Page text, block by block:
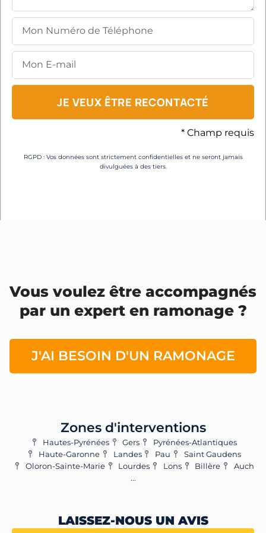
JE VEUX ÊTRE RECONTACTÉ
* Champ requis
RGPD : Vos données sont strictement confidentielles et ne seront jamais
divulguées à des tiers.
Vous voulez être accompagnés
par un expert en ramonage ?
J'AI BESOIN D'UN RAMONAGE
Zones d'interventions
Hautes-Pyrénées Gers
Pyrénées-Atlantiques
Haute-Garonne
Landes Pau
Saint Gaudens
Oloron-Sainte-Marie
Lourdes Lons Billère
Auch
...
LAISSEZ-NOUS UN AVIS